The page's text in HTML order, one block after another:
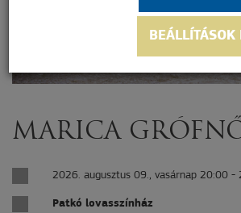
MARICA
2026. augusztus 09., vasárnap 20:00 -
Patkó lovasszínház
BEÁLLÍTÁSOK